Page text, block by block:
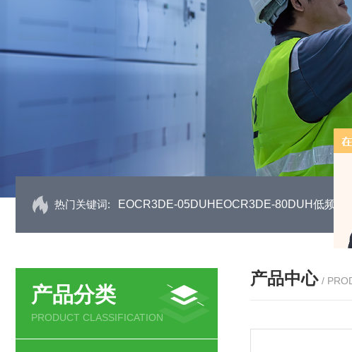
热门关键词: EOCR3DE-05DUHEOCR3DE-80DUH低频功
产品分类
PRODUCT CLASSIFICATION
产品中心 /